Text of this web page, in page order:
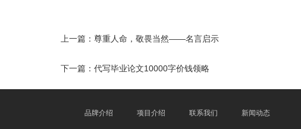
上一篇： 尊重人命，敬畏当然——名言启示
下一篇： 代写毕业论文10000字价钱领略
品牌介绍 项目介绍 联系我们 新闻动态